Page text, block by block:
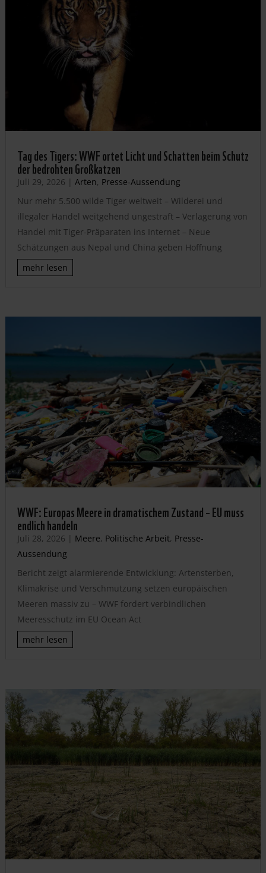
Tag des Tigers: WWF ortet Licht und Schatten beim Schutz
der bedrohten Großkatzen
Juli 29, 2026 | Arten, Presse-Aussendung
Nur mehr 5.500 wilde Tiger weltweit – Wilderei und
illegaler Handel weitgehend ungestraft – Verlagerung von
Handel mit Tiger-Präparaten ins Internet – Neue
Schätzungen aus Nepal und China geben Hoffnung
mehr lesen
WWF: Europas Meere in dramatischem Zustand – EU muss
endlich handeln
Juli 28, 2026 | Meere, Politische Arbeit, Presse-
Aussendung
Bericht zeigt alarmierende Entwicklung: Artensterben,
Klimakrise und Verschmutzung setzen europäischen
Meeren massiv zu – WWF fordert verbindlichen
Meeresschutz im EU Ocean Act
mehr lesen